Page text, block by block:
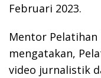
Februari 2023.
Mentor
mengatakan,
video jurnalistik